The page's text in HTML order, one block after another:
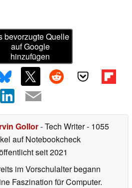
bevorzugte Quelle
auf Google
hinzufügen
Gollor- Tech Writer- 1055
auf Notebookcheck
seit 2021
im Vorschulalter begann
Faszination für Computer.